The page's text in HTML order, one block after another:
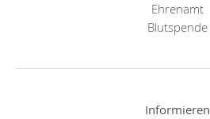
Ehrenamt
Blutspende
Informieren